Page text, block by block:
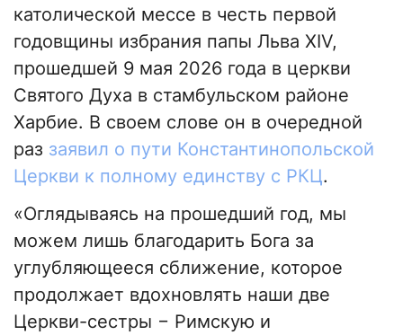
католической мессе в честь первой
годовщины избрания папы Льва XIV,
прошедшей 9 мая 2026 года в церкви
Святого Духа в стамбульском районе
Харбие. В своем слове он в очередной
раз заявил о пути Константинопольской
Церкви к полному единству с РКЦ.
«Оглядываясь на прошедший год, мы
можем лишь благодарить Бога за
углубляющееся сближение, которое
продолжает вдохновлять наши две
Церкви-сестры − Римскую и